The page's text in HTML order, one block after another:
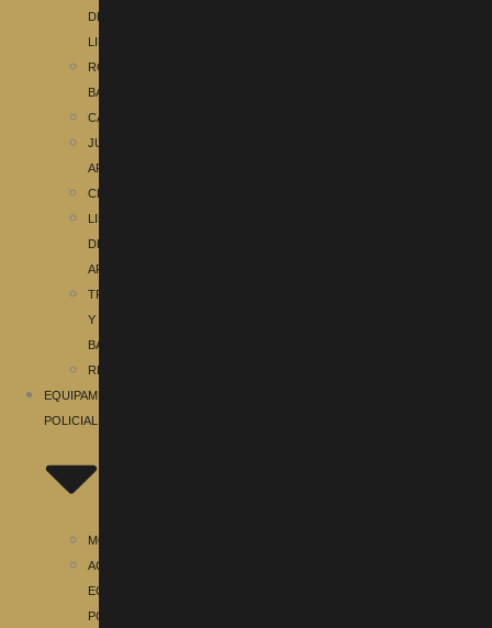
DE
LIMPIEZA
ROPA
BALENO
CANTONERAS
JUGUETES
ARMERIA
CHOKES
LIMPIEZA
DE
ARMAS
TRÍPODES
Y
BASTONES
RECLAMOS
EQUIPAMIENTO
POLICIAL
MOCHILA
ACCESORIOS
EQUIPAMIENTO
POLICIAL